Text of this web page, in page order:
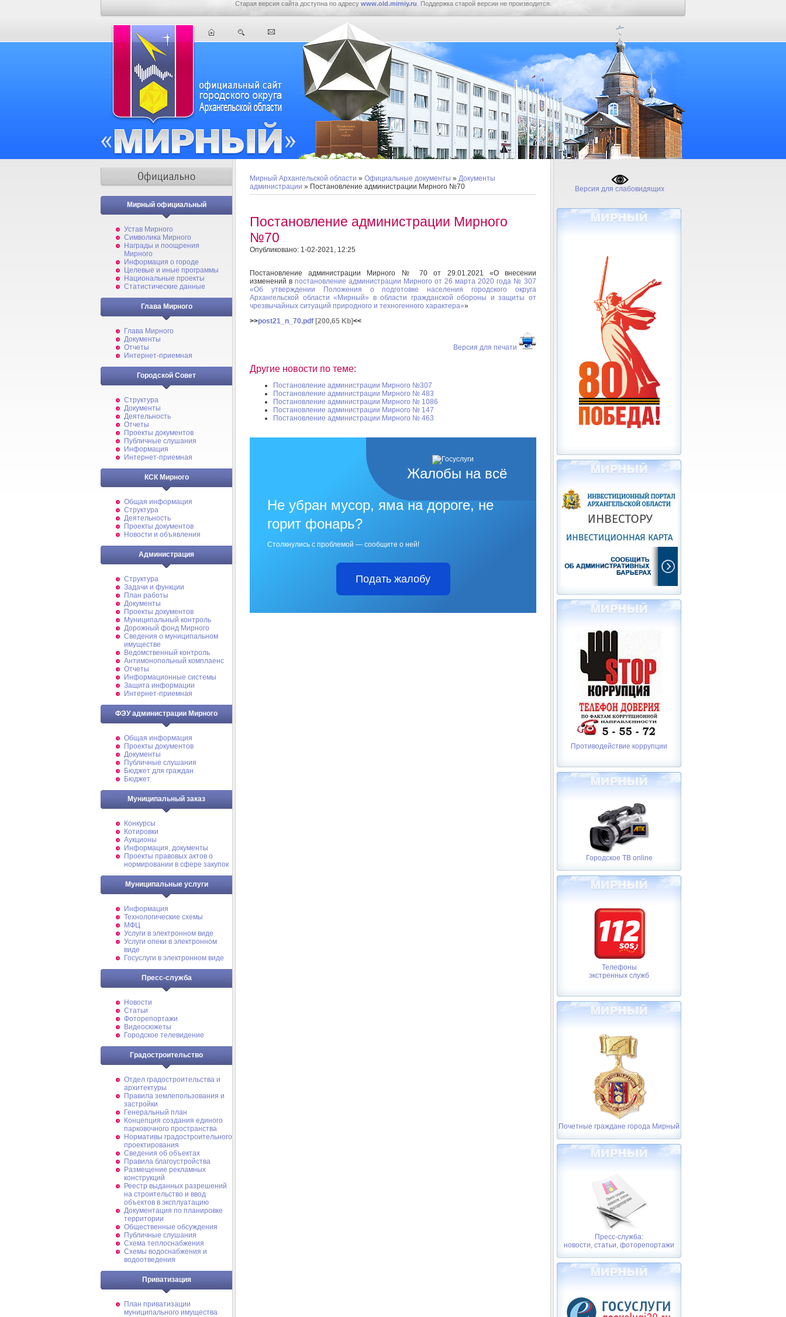
Старая версия сайта доступна по адресу www.old.mirniy.ru . Поддержка старой версии не производится.
Мирный официальный
Устав Мирного
Символика Мирного
Награды и поощрения
Мирного
Информация о городе
Целевые и иные программы
Национальные проекты
Статистические данные
Глава Мирного
Глава Мирного
Документы
Отчеты
Интернет-приемная
Городской Совет
Структура
Документы
Деятельность
Отчеты
Проекты документов
Публичные слушания
Информация
Интернет-приемная
КСК Мирного
Общая информация
Структура
Деятельность
Проекты документов
Новости и объявления
Администрация
Структура
Задачи и функции
План работы
Документы
Проекты документов
Муниципальный контроль
Дорожный фонд Мирного
Cведения о муниципальном
имуществе
Ведомственный контроль
Антимонопольный комплаенс
Отчеты
Информационные системы
Защита информации
Интернет-приемная
ФЭУ администрации Мирного
Общая информация
Проекты документов
Документы
Публичные слушания
Бюджет для граждан
Бюджет
Муниципальный заказ
Конкурсы
Котировки
Аукционы
Информация, документы
Проекты правовых актов о
нормировании в сфере закупок
Муниципальные услуги
Информация
Технологические схемы
МФЦ
Услуги в электронном виде
Услуги опеки в электронном
виде
Госуслуги в электронном виде
Пресс-служба
Новости
Статьи
Фоторепортажи
Видеосюжеты
Городское телевидение
Градостроительство
Отдел градостроительства и
архитектуры
Правила землепользования и
застройки
Генеральный план
Концепция создания единого
парковочного пространства
Нормативы градостроительного
проектирования
Сведения об объектах
Правила благоустройства
Размещение рекламных
конструкций
Реестр выданных разрешений
на строительство и ввод
объектов в эксплуатацию
Документация по планировке
территории
Общественные обсуждения
Публичные слушания
Схема теплоснабжения
Схемы водоснабжения и
водоотведения
Приватизация
План приватизации
муниципального имущества
Мирный Архангельской области » Официальные документы » Документы
администрации » Постановление администрации Мирного №70
Постановление администрации Мирного
№70
Опубликовано: 1-02-2021, 12:25
Постановление администрации Мирного № 70 от 29.01.2021 «О внесении
изменений в постановление администрации Мирного от 26 марта 2020 года № 307
«Об утверждении Положения о подготовке населения городского округа
Архангельской области «Мирный» в области гражданской обороны и защиты от
чрезвычайных ситуаций природного и техногенного характера»»
>>post21_n_70.pdf [200,65 Kb]<<
Версия для печати
Другие новости по теме:
Постановление администрации Мирного №307
Постановление администрации Мирного № 483
Постановление администрации Мирного № 1086
Постановление администрации Мирного № 147
Постановление администрации Мирного № 463
Жалобы на всё
Не убран мусор, яма на дороге, не
горит фонарь?
Столкнулись с проблемой — сообщите о ней!
Подать жалобу
Версия для слабовидящих
Противодействие коррупции
Городское ТВ online
Телефоны
экстренных служб
Почетные граждане города Мирный
Пресс-служба:
новости, статьи, фоторепортажи